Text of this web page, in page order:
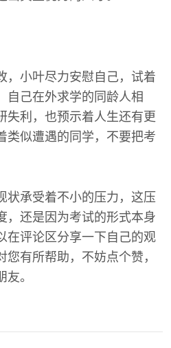
，小叶尽力安慰自己，试着
自己在外求学的同龄人相
失利，也预示着人生还有更
类似遭遇的同学，不要把考
状承受着不小的压力，这压
，还是因为考试的形式本身
在评论区分享一下自己的观
有所帮助，不妨点个赞，
。